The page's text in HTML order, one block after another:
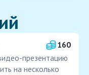
160
презентацию
на несколько